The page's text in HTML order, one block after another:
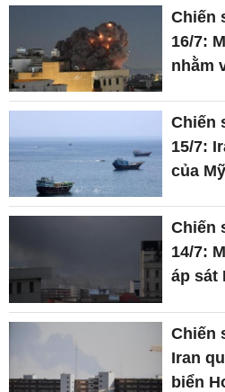
Chiến
16/7:
nhằm
Chiến
15/7:
của
Chiến
14/7:
áp sát
Chiến
Iran
biển